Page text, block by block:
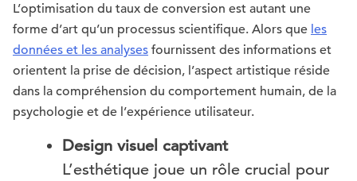
L’optimisation du taux de conversion est autant une
forme d’art qu’un processus scientifique. Alors que les
données et les analyses fournissent des informations et
orientent la prise de décision, l’aspect artistique réside
dans la compréhension du comportement humain, de la
psychologie et de l’expérience utilisateur.
Design visuel captivant
L’esthétique joue un rôle crucial pour